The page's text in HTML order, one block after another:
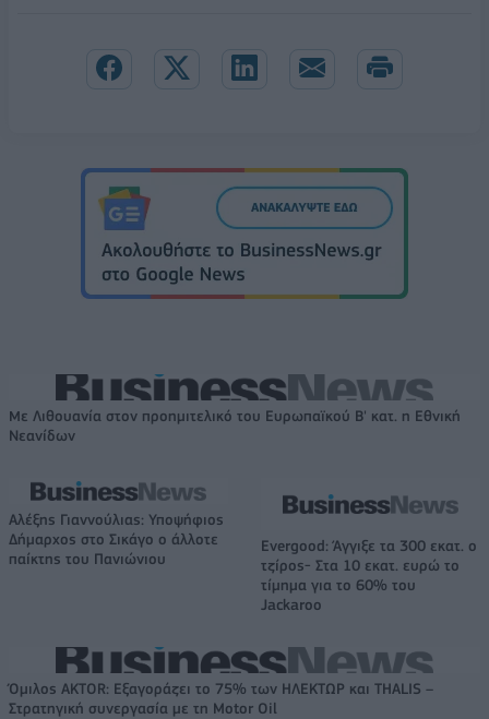
Με Λιθουανία στον προημιτελικό του Ευρωπαϊκού Β' κατ. η Εθνική
Νεανίδων
Αλέξης Γιαννούλιας: Υποψήφιος
Δήμαρχος στο Σικάγο ο άλλοτε
παίκτης του Πανιώνιου
Evergood: Άγγιξε τα 300 εκατ. ο
τζίρος- Στα 10 εκατ. ευρώ το
τίμημα για το 60% του
Jackaroo
Όμιλος AKTOR: Εξαγοράζει το 75% των ΗΛΕΚΤΩΡ και THALIS –
Στρατηγική συνεργασία με τη Motor Oil